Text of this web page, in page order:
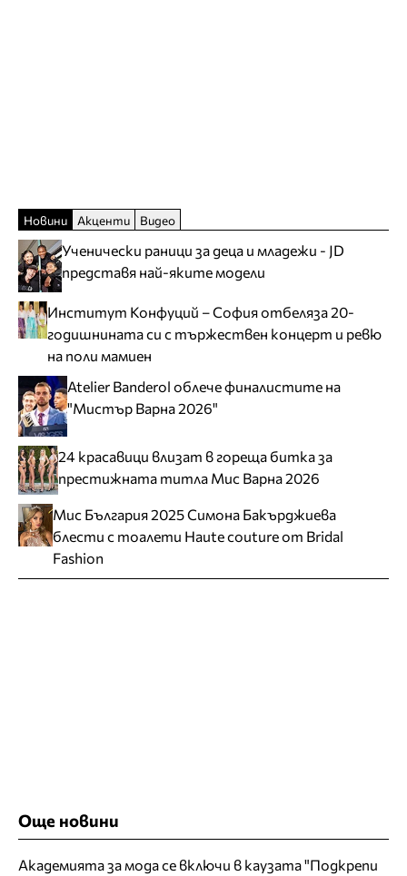
Новини Акценти Видео
Ученически раници за деца и младежи - JD
представя най-яките модели
Институт Конфуций – София отбеляза 20-
годишнината си с тържествен концерт и ревю
на поли мамиен
Atelier Banderol облече финалистите на
"Мистър Варна 2026"
24 красавици влизат в гореща битка за
престижната титла Мис Варна 2026
Мис България 2025 Симона Бакърджиева
блести с тоалети Haute couture от Bridal
Fashion
Още новини
Академията за мода се включи в каузата "Подкрепи